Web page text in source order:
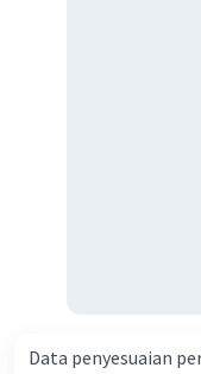
Data penyesuaian